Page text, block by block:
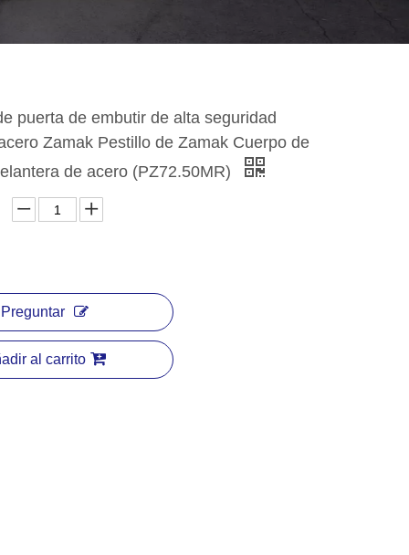
puerta de embutir de alta seguridad
Zamak Pestillo de Zamak Cuerpo de
de acero (PZ72.50MR)
Preguntar
al carrito